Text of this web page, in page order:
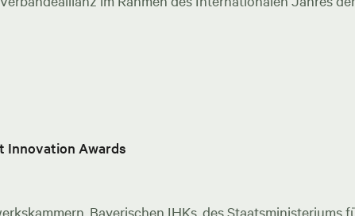
Innovation Awards
Bayerischen IHKs, des Staatsministeriums